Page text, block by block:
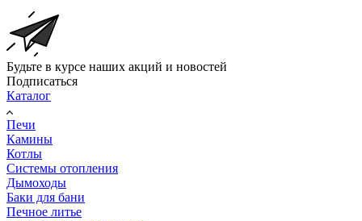
Будьте в курсе наших акций и новостей
Подписаться
Каталог
Печи
Камины
Котлы
Системы отопления
Дымоходы
Баки для бани
Печное литье